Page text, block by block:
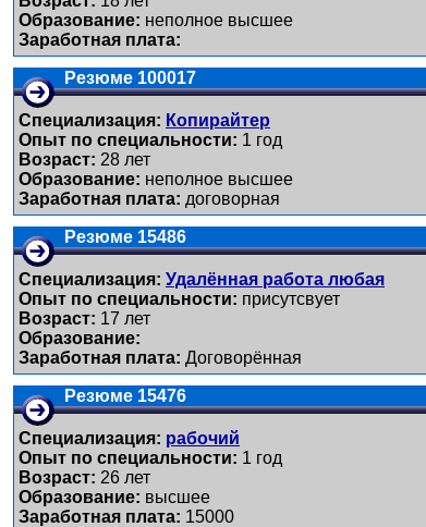
Образование: неполное высшее
Заработная плата:
Резюме 100017
Специализация: Копирайтер
Опыт по специальности: 1 год
Возраст: 28 лет
Образование: неполное высшее
Заработная плата: договорная
Резюме 15486
Специализация: Удалённая работа любая
Опыт по специальности: присутсвует
Возраст: 17 лет
Образование:
Заработная плата: Договорённая
Резюме 15476
Специализация: рабочий
Опыт по специальности: 1 год
Возраст: 26 лет
Образование: высшее
Заработная плата: 15000